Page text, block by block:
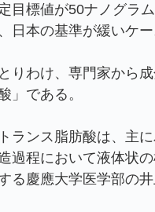
目標値が50ナノグラ
日本の基準が緩いケ
りわけ、専門家から
」である。
ランス脂肪酸は、主
過程において液体状
る慶應大学医学部の